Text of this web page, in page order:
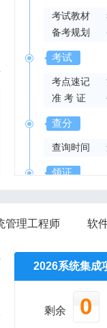
2026年系规内
报班免费
信管网
考试教材
备考规划
考试
考点速记
准 考 证
查分
查询时间
领证
管理工程师 软
2026系统集成
剩余 0